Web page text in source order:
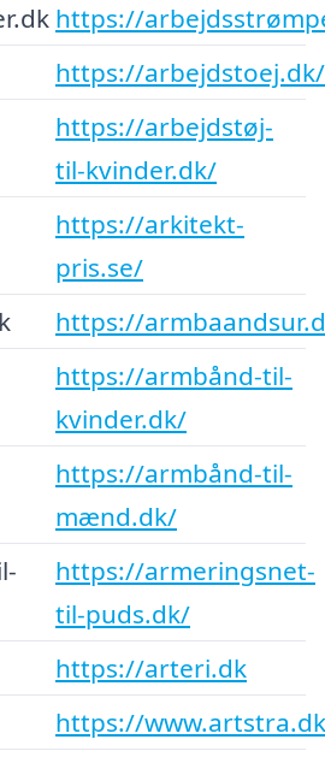
https://
https://arbejdstoej.dk/
https://arbejdstøj-
til-kvinder.dk/
https://arkitekt-
pris.se/
https://
https://armbånd-til-
kvinder.dk/
https://armbånd-til-
mænd.dk/
https://armeringsnet-
til-puds.dk/
https://arteri.dk
https://